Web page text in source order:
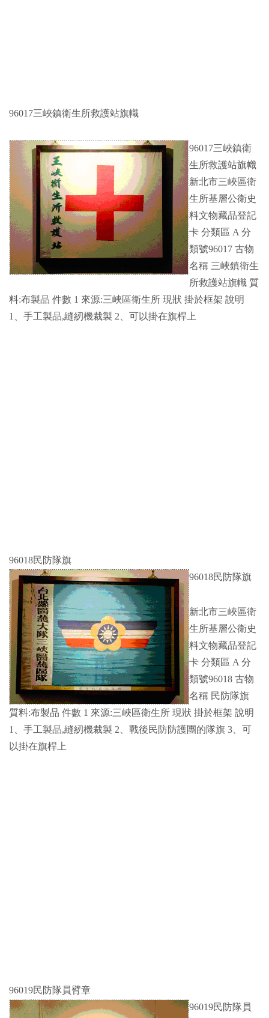
96017三峽鎮衛生所救護站旗幟
96017三峽鎮衛
生所救護站旗幟
新北市三峽區衛
生所基層公衛史
料文物藏品登記
卡 分類區 A 分
類號96017 古物
名稱 三峽鎮衛生
所救護站旗幟 質
料:布製品 件數 1 來源:三峽區衛生所 現狀 掛於框架 說明
1、手工製品,縫紉機裁製 2、可以掛在旗桿上
96018民防隊旗
96018民防隊旗
新北市三峽區衛
生所基層公衛史
料文物藏品登記
卡 分類區 A 分
類號96018 古物
名稱 民防隊旗
質料:布製品 件數 1 來源:三峽區衛生所 現狀 掛於框架 說明
1、手工製品,縫紉機裁製 2、戰後民防防護團的隊旗 3、可
以掛在旗桿上
96019民防隊員臂章
96019民防隊員